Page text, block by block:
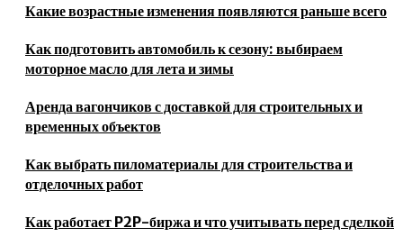
Какие возрастные изменения появляются раньше всего
Как подготовить автомобиль к сезону: выбираем
моторное масло для лета и зимы
Аренда вагончиков с доставкой для строительных и
временных объектов
Как выбрать пиломатериалы для строительства и
отделочных работ
Как работает P2P-биржа и что учитывать перед сделкой